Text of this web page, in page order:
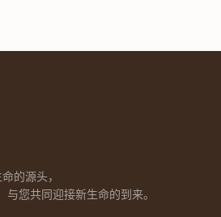
的源头，
您共同迎接新生命的到来。